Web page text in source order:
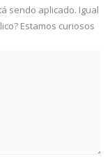
sendo aplicado. Igual
Estamos curiosos